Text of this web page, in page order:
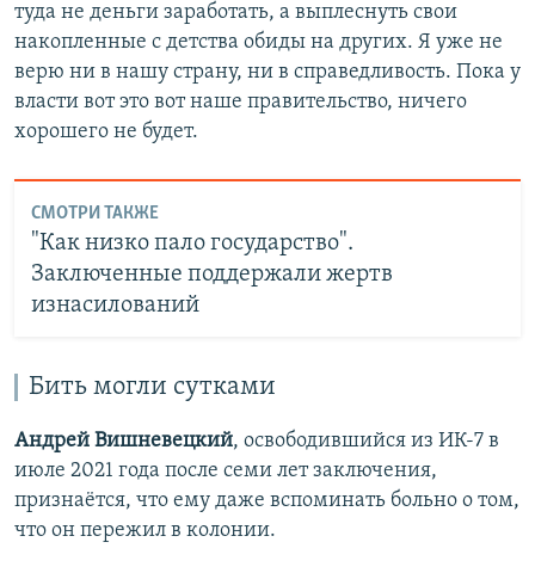
туда не деньги заработать, а выплеснуть свои
накопленные с детства обиды на других. Я уже не
верю ни в нашу страну, ни в справедливость. Пока у
власти вот это вот наше правительство, ничего
хорошего не будет.
СМОТРИ ТАКЖЕ
"Как низко пало государство".
Заключенные поддержали жертв
изнасилований
Бить могли сутками
Андрей Вишневецкий, освободившийся из ИК-7 в
июле 2021 года после семи лет заключения,
признаётся, что ему даже вспоминать больно о том,
что он пережил в колонии.